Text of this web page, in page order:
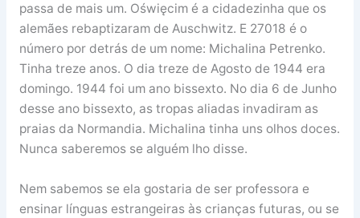
passa de mais um. Oświęcim é a cidadezinha que os
alemães rebaptizaram de Auschwitz. E 27018 é o
número por detrás de um nome: Michalina Petrenko.
Tinha treze anos. O dia treze de Agosto de 1944 era
domingo. 1944 foi um ano bissexto. No dia 6 de Junho
desse ano bissexto, as tropas aliadas invadiram as
praias da Normandia. Michalina tinha uns olhos doces.
Nunca saberemos se alguém lho disse.
Nem sabemos se ela gostaria de ser professora e
ensinar línguas estrangeiras às crianças futuras, ou se